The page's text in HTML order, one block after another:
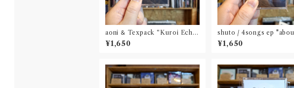
aoni ＆ Texpack “Kuroi Echo
es”(tape)
¥1,650
shuto / 4songs ep
ll
de + mini ZINE付き)
¥1,650